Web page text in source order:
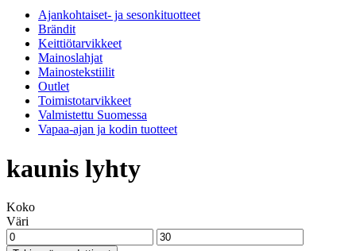
Ajankohtaiset- ja sesonkituotteet
Brändit
Keittiötarvikkeet
Mainoslahjat
Mainostekstiilit
Outlet
Toimistotarvikkeet
Valmistettu Suomessa
Vapaa-ajan ja kodin tuotteet
kaunis lyhty
Koko
Väri